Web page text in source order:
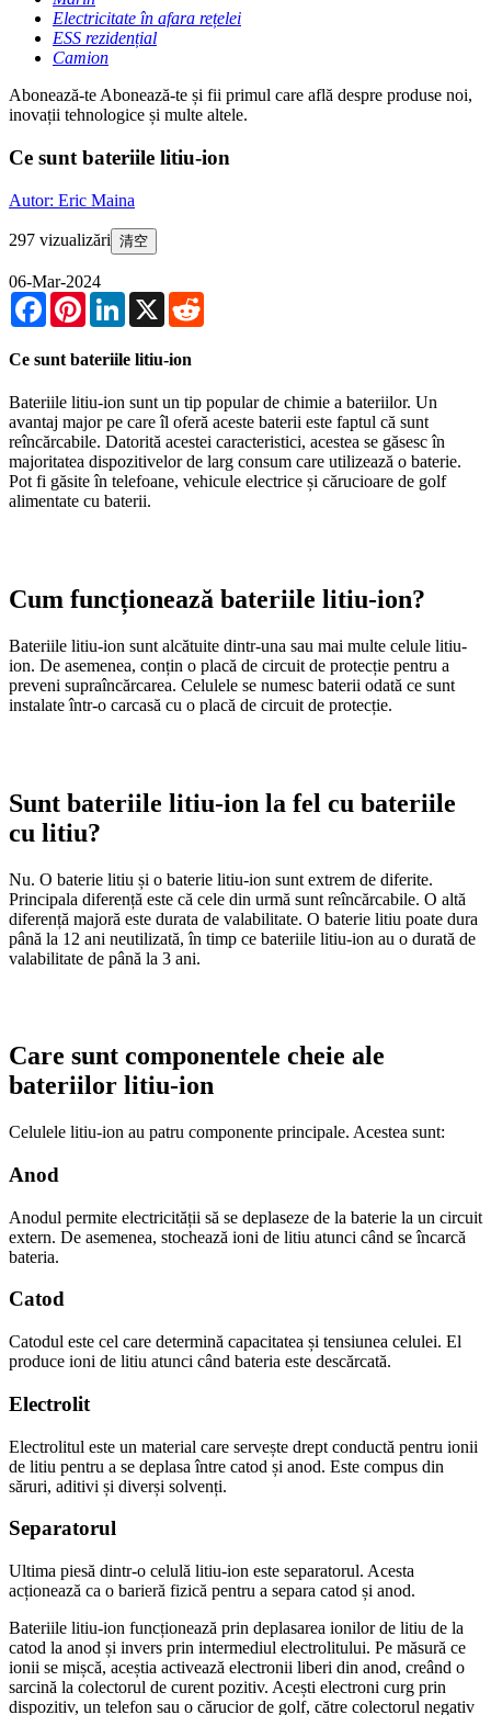
Electricitate în afara rețelei
ESS rezidențial
Camion
Abonează-te Abonează-te și fii primul care află despre produse noi,
inovații tehnologice și multe altele.
Ce sunt bateriile litiu-ion
Autor: Eric Maina
297 vizualizări 清空
06-Mar-2024
FacebookPinterestLinkedIn
X
Ce sunt bateriile litiu-ion
Bateriile litiu-ion sunt un tip popular de chimie a bateriilor. Un
avantaj major pe care îl oferă aceste baterii este faptul că sunt
reîncărcabile. Datorită acestei caracteristici, acestea se găsesc în
majoritatea dispozitivelor de larg consum care utilizează o baterie.
Pot fi găsite în telefoane, vehicule electrice și cărucioare de golf
alimentate cu baterii.
Cum funcționează bateriile litiu-ion?
Bateriile litiu-ion sunt alcătuite dintr-una sau mai multe celule litiu-
ion. De asemenea, conțin o placă de circuit de protecție pentru a
preveni supraîncărcarea. Celulele se numesc baterii odată ce sunt
instalate într-o carcasă cu o placă de circuit de protecție.
Sunt bateriile litiu-ion la fel cu bateriile
cu litiu?
Nu. O baterie litiu și o baterie litiu-ion sunt extrem de diferite.
Principala diferență este că cele din urmă sunt reîncărcabile. O altă
diferență majoră este durata de valabilitate. O baterie litiu poate dura
până la 12 ani neutilizată, în timp ce bateriile litiu-ion au o durată de
valabilitate de până la 3 ani.
Care sunt componentele cheie ale
bateriilor litiu-ion
Celulele litiu-ion au patru componente principale. Acestea sunt:
Anod
Anodul permite electricității să se deplaseze de la baterie la un circuit
extern. De asemenea, stochează ioni de litiu atunci când se încarcă
bateria.
Catod
Catodul este cel care determină capacitatea și tensiunea celulei. El
produce ioni de litiu atunci când bateria este descărcată.
Electrolit
Electrolitul este un material care servește drept conductă pentru ionii
de litiu pentru a se deplasa între catod și anod. Este compus din
săruri, aditivi și diverși solvenți.
Separatorul
Ultima piesă dintr-o celulă litiu-ion este separatorul. Acesta
acționează ca o barieră fizică pentru a separa catod și anod.
Bateriile litiu-ion funcționează prin deplasarea ionilor de litiu de la
catod la anod și invers prin intermediul electrolitului. Pe măsură ce
ionii se mișcă, aceștia activează electronii liberi din anod, creând o
sarcină la colectorul de curent pozitiv. Acești electroni curg prin
dispozitiv, un telefon sau o cărucior de golf, către colectorul negativ